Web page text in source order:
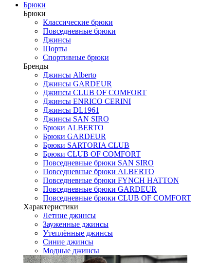
Брюки
Брюки
Классические брюки
Повседневные брюки
Джинсы
Шорты
Спортивные брюки
Бренды
Джинсы Alberto
Джинсы GARDEUR
Джинсы CLUB OF COMFORT
Джинсы ENRICO CERINI
Джинсы DL1961
Джинсы SAN SIRO
Брюки ALBERTO
Брюки GARDEUR
Брюки SARTORIA CLUB
Брюки CLUB OF COMFORT
Повседневные брюки SAN SIRO
Повседневные брюки ALBERTO
Повседневные брюки FYNCH HATTON
Повседневные брюки GARDEUR
Повседневные брюки CLUB OF COMFORT
Характеристики
Летние джинсы
Зауженные джинсы
Утеплённые джинсы
Синие джинсы
Модные джинсы